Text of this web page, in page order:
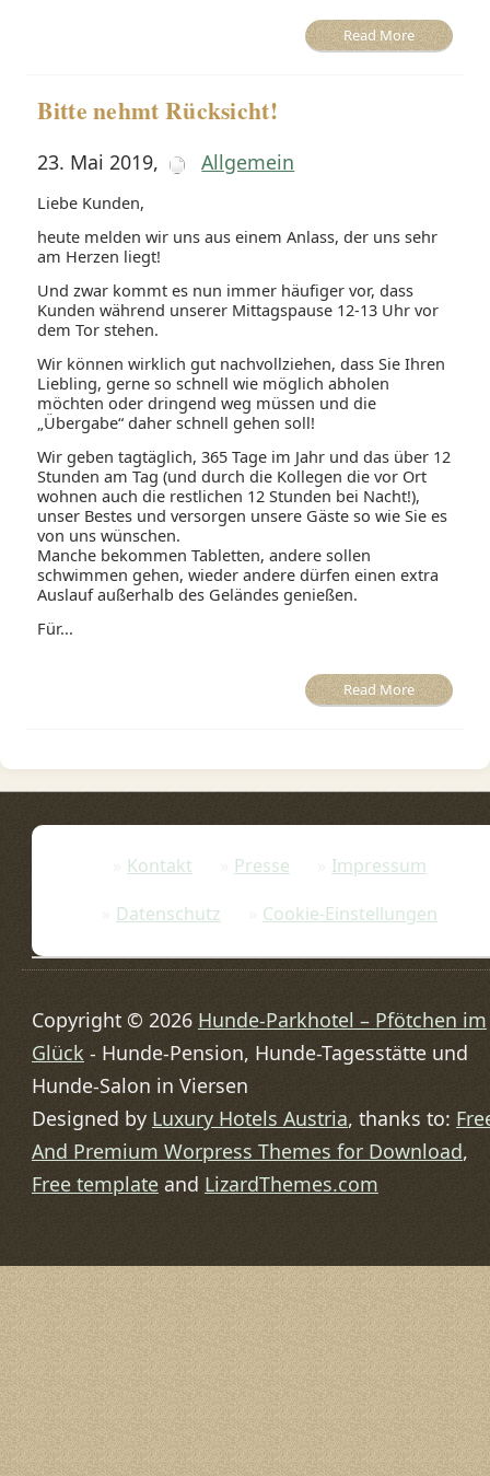
Read More
Bitte nehmt Rücksicht!
23. Mai 2019, Allgemein
Liebe Kunden,
heute melden wir uns aus einem Anlass, der uns sehr
am Herzen liegt!
Und zwar kommt es nun immer häufiger vor, dass
Kunden während unserer Mittagspause ‪12-13 Uhr‬ vor
dem Tor stehen.
Wir können wirklich gut nachvollziehen, dass Sie Ihren
Liebling, gerne so schnell wie möglich abholen
möchten oder dringend weg müssen und die
„Übergabe“ daher schnell gehen soll!
Wir geben tagtäglich, 365 Tage im Jahr und das über 12
Stunden am Tag (und durch die Kollegen die vor Ort
wohnen auch die restlichen 12 Stunden bei Nacht!),
unser Bestes und versorgen unsere Gäste so wie Sie es
von uns wünschen.
Manche bekommen Tabletten, andere sollen
schwimmen gehen, wieder andere dürfen einen extra
Auslauf außerhalb des Geländes genießen.
Für...
Read More
Kontakt Presse
Impressum
Datenschutz
Cookie-Einstellungen
Copyright © 2026 Hunde-Parkhotel – Pfötchen im
Glück - Hunde-Pension, Hunde-Tagesstätte und
Hunde-Salon in Viersen
Designed by Luxury Hotels Austria, thanks to:
And Premium Worpress Themes for Download,
Free templateand LizardThemes.com